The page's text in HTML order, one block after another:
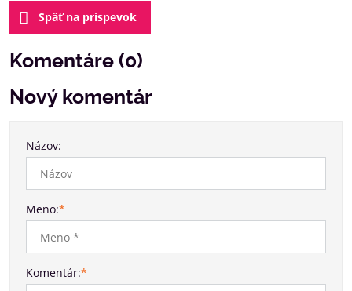
Späť na príspevok
Komentáre (0)
Nový komentár
Názov:
Meno:*
Komentár:*